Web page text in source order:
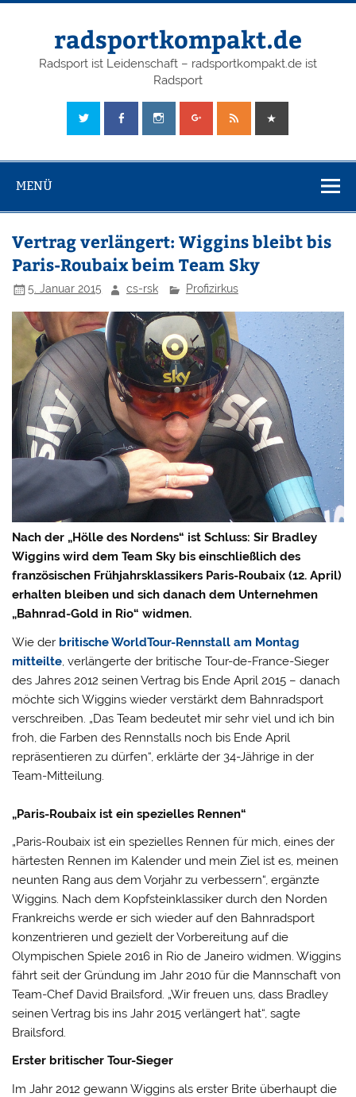
radsportkompakt.de
Radsport ist Leidenschaft – radsportkompakt.de ist
Radsport
MENÜ
Vertrag verlängert: Wiggins bleibt bis
Paris-Roubaix beim Team Sky
5. Januar 2015 cs-rsk Profizirkus
Nach der „Hölle des Nordens“ ist Schluss: Sir Bradley
Wiggins wird dem Team Sky bis einschließlich des
französischen Frühjahrsklassikers Paris-Roubaix (12. April)
erhalten bleiben und sich danach dem Unternehmen
„Bahnrad-Gold in Rio“ widmen.
Wie der britische WorldTour-Rennstall am Montag
mitteilte , verlängerte der britische Tour-de-France-Sieger
des Jahres 2012 seinen Vertrag bis Ende April 2015 – danach
möchte sich Wiggins wieder verstärkt dem Bahnradsport
verschreiben. „Das Team bedeutet mir sehr viel und ich bin
froh, die Farben des Rennstalls noch bis Ende April
repräsentieren zu dürfen“, erklärte der 34-Jährige in der
Team-Mitteilung.
„Paris-Roubaix ist ein spezielles Rennen“
„Paris-Roubaix ist ein spezielles Rennen für mich, eines der
härtesten Rennen im Kalender und mein Ziel ist es, meinen
neunten Rang aus dem Vorjahr zu verbessern“, ergänzte
Wiggins. Nach dem Kopfsteinklassiker durch den Norden
Frankreichs werde er sich wieder auf den Bahnradsport
konzentrieren und gezielt der Vorbereitung auf die
Olympischen Spiele 2016 in Rio de Janeiro widmen. Wiggins
fährt seit der Gründung im Jahr 2010 für die Mannschaft von
Team-Chef David Brailsford. „Wir freuen uns, dass Bradley
seinen Vertrag bis ins Jahr 2015 verlängert hat“, sagte
Brailsford.
Erster britischer Tour-Sieger
Im Jahr 2012 gewann Wiggins als erster Brite überhaupt die